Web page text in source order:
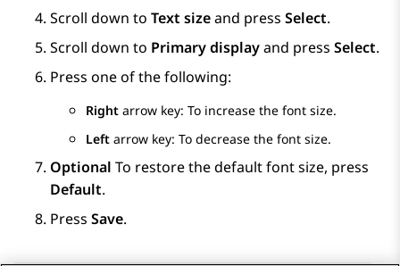
Scroll down to Text sizeand press Select.
Scroll down to Primary displayand press Select.
Press one of the following:
Right arrow key: To increase the font size.
Left arrow key: To decrease the font size.
Optional To restore the default font size, press
Default.
Press Save.